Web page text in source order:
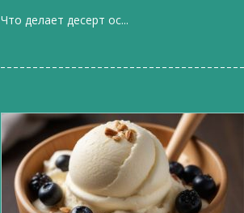
Что делает десерт ос...